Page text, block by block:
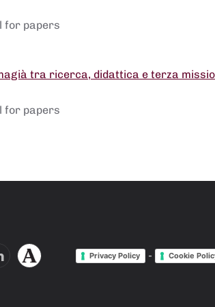
for papers
tra ricerca, didattica e terza
for papers
Privacy Policy - Cookie